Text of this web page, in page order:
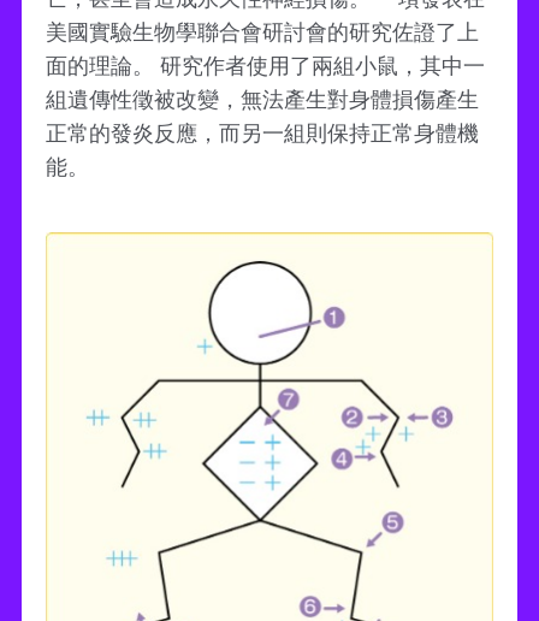
美國實驗生物學聯合會研討會的研究佐證了上
面的理論。 研究作者使用了兩組小鼠，其中一
組遺傳性徵被改變，無法產生對身體損傷產生
正常的發炎反應，而另一組則保持正常身體機
能。